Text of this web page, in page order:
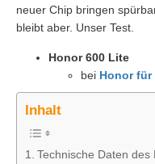
neuer Chip bringen
bleibt aber. Unser Test.
Honor 600 Lite
bei Honor für
Inhalt
Technische Daten des